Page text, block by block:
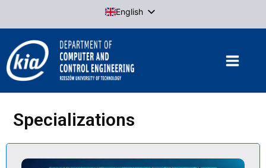
content
English
Polish
Specializations